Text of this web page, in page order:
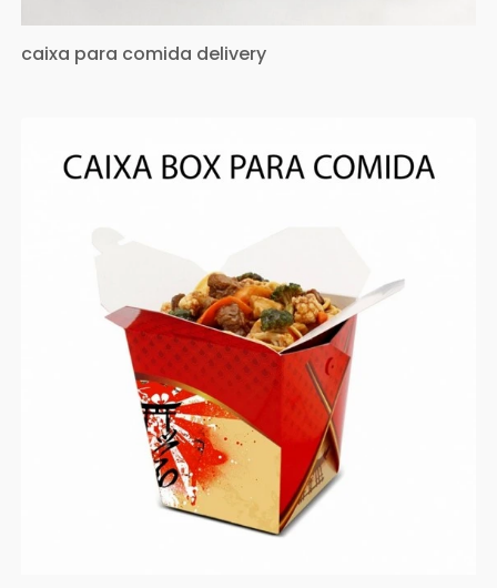
caixa para comida delivery